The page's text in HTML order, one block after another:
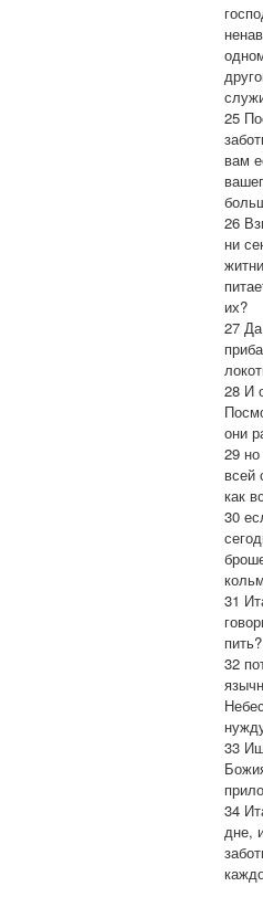
25
вам
26
ни
их?
27
28 И
они
29
всей
как
30
31
32
33
34
дне,